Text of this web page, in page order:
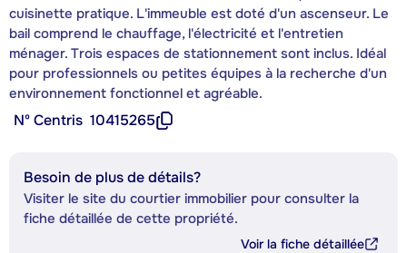
cuisinette pratique. L'immeuble est doté d'un ascenseur. Le
bail comprend le chauffage, l'électricité et l'entretien
ménager. Trois espaces de stationnement sont inclus. Idéal
pour professionnels ou petites équipes à la recherche d'un
environnement fonctionnel et agréable.
Nº Centris 10415265
Besoin de plus de détails?
Visiter le site du courtier immobilier pour consulter la
fiche détaillée de cette propriété.
Voir la fiche détaillée